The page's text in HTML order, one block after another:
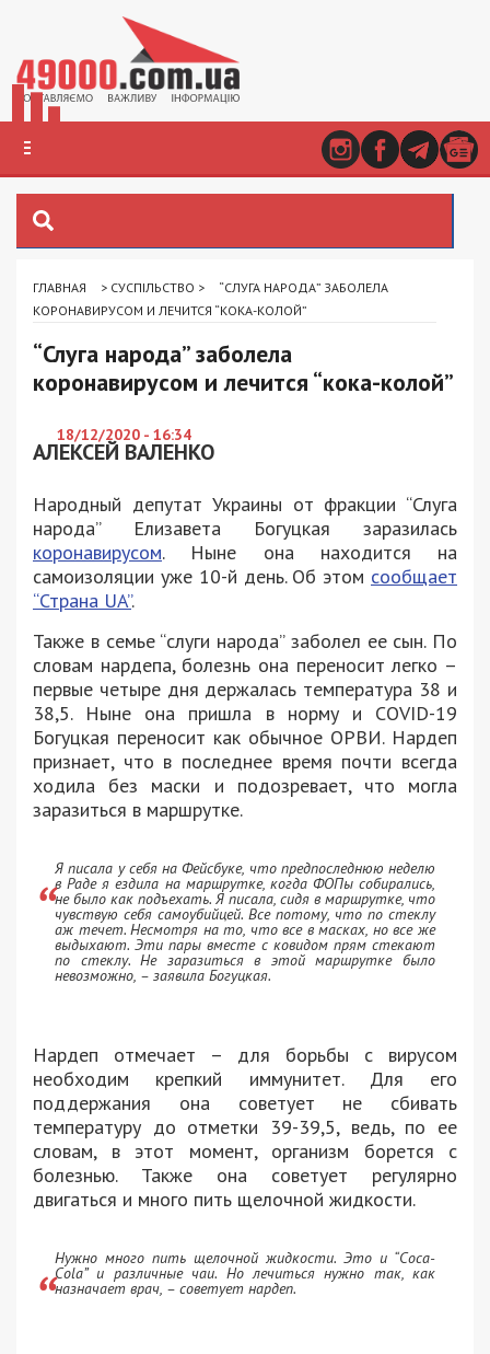
ГЛАВНАЯ > СУСПІЛЬСТВО >
“СЛУГА НАРОДА” ЗАБОЛЕЛА
КОРОНАВИРУСОМ И ЛЕЧИТСЯ “КОКА-КОЛОЙ”
“Слуга народа” заболела
коронавирусом и лечится “кока-колой”
18/12/2020 - 16:34
АЛЕКСЕЙ ВАЛЕНКО
Народный депутат Украины от фракции “Слуга
народа” Елизавета Богуцкая заразилась
коронавирусом. Ныне она находится на
самоизоляции уже 10-й день. Об этом сообщает
“Страна UA”.
Также в семье “слуги народа” заболел ее сын. По
словам нардепа, болезнь она переносит легко –
первые четыре дня держалась температура 38 и
38,5. Ныне она пришла в норму и COVID-19
Богуцкая переносит как обычное ОРВИ. Нардеп
признает, что в последнее время почти всегда
ходила без маски и подозревает, что могла
заразиться в маршрутке.
Я писала у себя на Фейсбуке, что предпоследнюю неделю
в Раде я ездила на маршрутке, когда ФОПы собирались,
не было как подъехать. Я писала, сидя в маршрутке, что
чувствую себя самоубийцей. Все потому, что по стеклу
аж течет. Несмотря на то, что все в масках, но все же
выдыхают. Эти пары вместе с ковидом прям стекают
по стеклу. Не заразиться в этой маршрутке было
невозможно, – заявила Богуцкая.
Нардеп отмечает – для борьбы с вирусом
необходим крепкий иммунитет. Для его
поддержания она советует не сбивать
температуру до отметки 39-39,5, ведь, по ее
словам, в этот момент, организм борется с
болезнью. Также она советует регулярно
двигаться и много пить щелочной жидкости.
Нужно много пить щелочной жидкости. Это и “Сoca-
Сola” и различные чаи. Но лечиться нужно так, как
назначает врач, – советует нардеп.